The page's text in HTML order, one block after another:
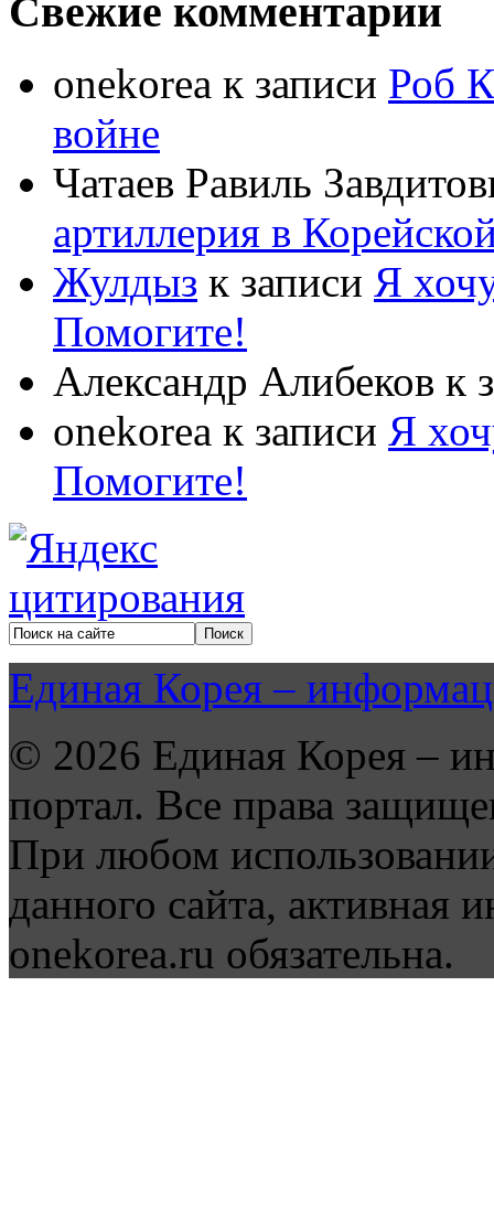
Свежие комментарии
onekorea к записи Роб
войне
Чатаев Равиль
артиллерия в
Жулдыз к записи Я
Помогите!
Александр Алибеков к
onekorea к записи Я
Помогите!
Единая Корея –
© 2026 Единая Корея –
портал. Все права
При любом
данного сайта, активная
onekorea.ru обязательна.